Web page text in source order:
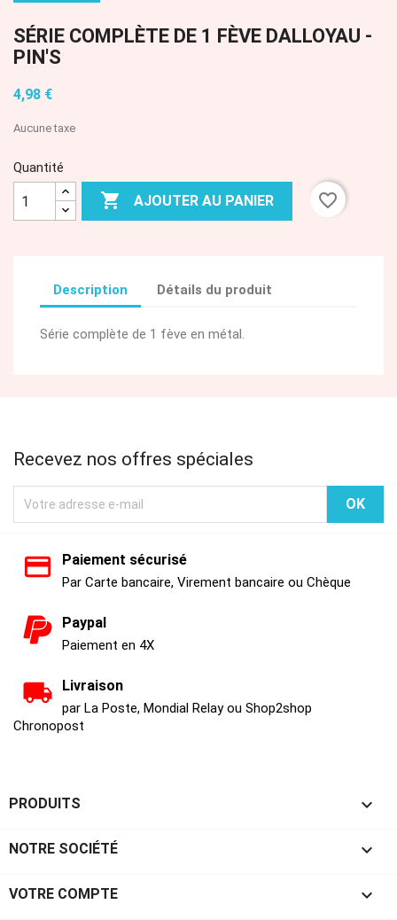
SÉRIE COMPLÈTE DE 1 FÈVE DALLOYAU -
PIN'S
4,98 €
Aucune taxe
Quantité
 AJOUTER AU PANIER favorite_border
Description Détails du produit
Série complète de 1 fève en métal.
Recevez nos offres spéciales
Paiement sécurisé
Par Carte bancaire, Virement bancaire ou Chèque
Paypal
Paiement en 4X
Livraison
par La Poste, Mondial Relay ou Shop2shop
Chronopost
PRODUITS 
NOTRE SOCIÉTÉ 
VOTRE COMPTE 